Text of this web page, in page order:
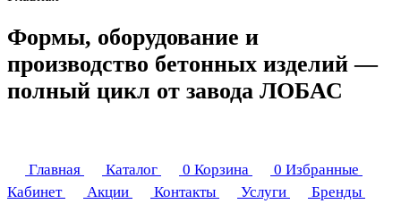
Формы, оборудование и
производство бетонных изделий —
полный цикл от завода ЛОБАС
Главная Каталог 0 Корзина 0 Избранные
Кабинет
Акции Контакты Услуги
Бренды